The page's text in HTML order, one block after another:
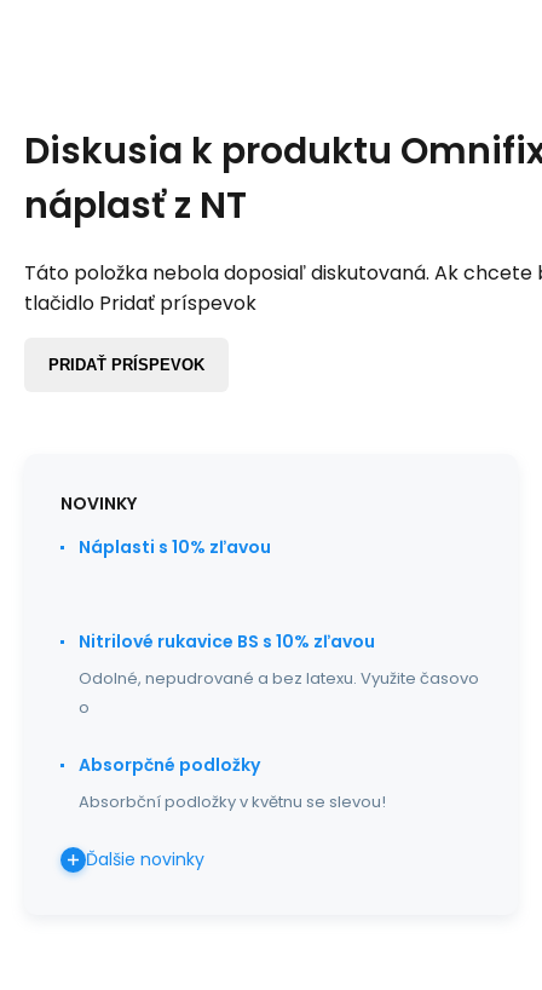
Diskusia k produktu
náplasť z NT
Táto položka nebola doposiaľ diskutovaná. Ak chcete
tlačidlo Pridať príspevok
PRIDAŤ PRÍSPEVOK
NOVINKY
Náplasti s 10% zľavou
Nitrilové rukavice BS s 10% zľavou
Odolné, nepudrované a bez latexu. Využite časovo
o
Absorpčné podložky
Absorbční podložky v květnu se slevou!
Ďalšie novinky